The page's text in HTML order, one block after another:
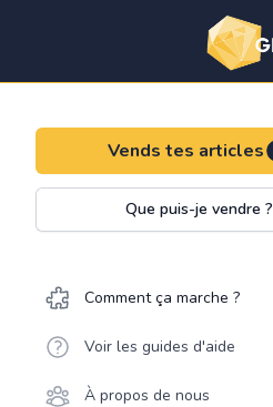
Vends tes articles
Que puis-je vendre ?
Comment ça marche ?
Voir les guides d'aide
À propos de nous